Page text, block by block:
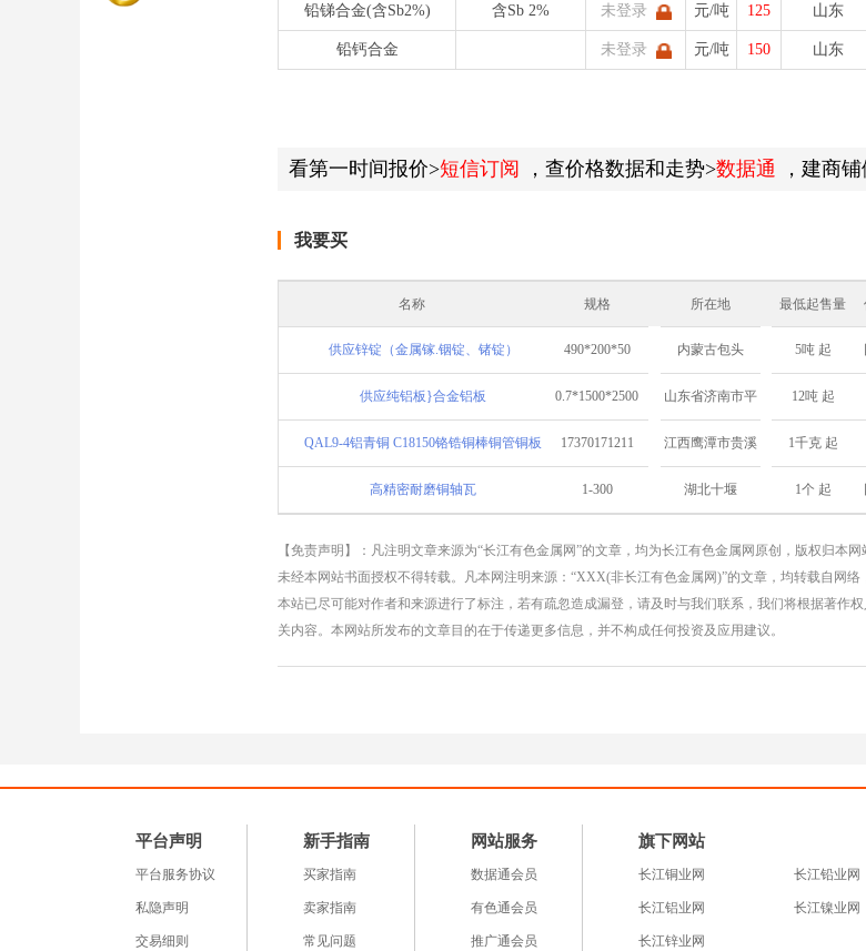
铅锑合金(含Sb2%) 含Sb 2% 未登录 元/吨 125 山东
铅钙合金 未登录 元/吨 150 山东
看第一时间报价>短信订阅 ，查价格数据和走势>数据通 ，建商
我要买
名称 规格 所在地 最低起售量
供应锌锭（金属镓.铟锭、锗锭） 490*200*50 内蒙古包头 5吨 起
供应纯铝板}合金铝板 0.7*1500*2500 山东省济南市平
阴县
12吨 起
QAL9-4铝青铜 C18150铬锆铜棒铜管铜板 17370171211 江西鹰潭市贵溪
市铜产业循环经
1千克 起
高精密耐磨铜轴瓦 1-300 湖北十堰 1个 起
【免责声明】：凡注明文章来源为“长江有色金属网”的文章，均为长江有色金属网原创，版权归本
未经本网站书面授权不得转载。凡本网注明来源：“XXX(非长江有色金属网)”的文章，均转载自网络
本站已尽可能对作者和来源进行了标注，若有疏忽造成漏登，请及时与我们联系，我们将根据著作
关内容。本网站所发布的文章目的在于传递更多信息，并不构成任何投资及应用建议。
平台声明
平台服务协议
私隐声明
交易细则
新手指南
买家指南
卖家指南
常见问题
网站服务
数据通会员
有色通会员
推广通会员
旗下网站
长江铜业网
长江铝业网
长江锌业网
长江铅业网
长江镍业网